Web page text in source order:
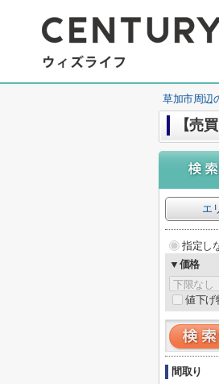
草加市周辺
【売
エ
指定し
▼価格
値下げ
間取り